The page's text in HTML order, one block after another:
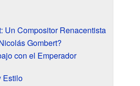
Un Compositor Renacentista
Gombert?
con el Emperador
Estilo